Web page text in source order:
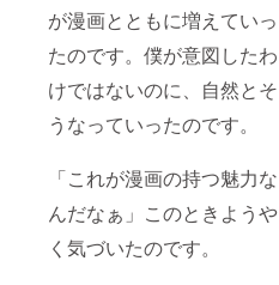
が漫画とともに増えていっ
たのです。僕が意図したわ
けではないのに、自然とそ
うなっていったのです。
「これが漫画の持つ魅力な
んだなぁ」このときようや
く気づいたのです。